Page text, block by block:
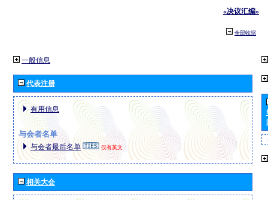
«决议汇编»
全部收缩
一般信息
代表注册
有用信息
与会者名单
与会者最后名单 仅有英文
相关大会